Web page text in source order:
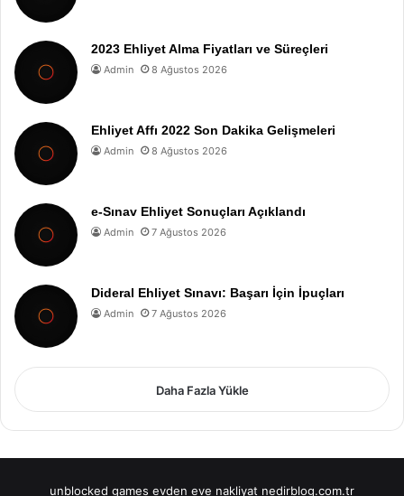
2023 Ehliyet Alma Fiyatları ve Süreçleri
Admin 8 Ağustos 2026
Ehliyet Affı 2022 Son Dakika Gelişmeleri
Admin 8 Ağustos 2026
e-Sınav Ehliyet Sonuçları Açıklandı
Admin 7 Ağustos 2026
Dideral Ehliyet Sınavı: Başarı İçin İpuçları
Admin 7 Ağustos 2026
Daha Fazla Yükle
unblocked games evden eve nakliyat nedirblog.com.tr